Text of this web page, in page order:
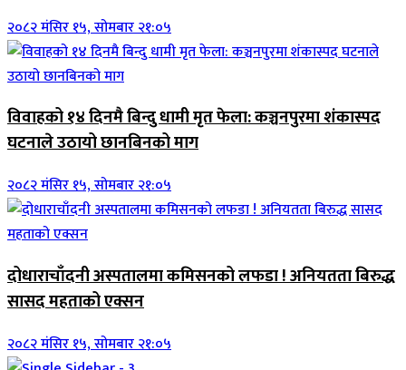
२०८२ मंसिर १५, सोमबार २१:०५
विवाहको १४ दिनमै बिन्दु धामी मृत फेला: कञ्चनपुरमा शंकास्पद
घटनाले उठायो छानबिनको माग
२०८२ मंसिर १५, सोमबार २१:०५
दोधाराचाँदनी अस्पतालमा कमिसनको लफडा ! अनियतता बिरुद्ध
सासद महताको एक्सन
२०८२ मंसिर १५, सोमबार २१:०५